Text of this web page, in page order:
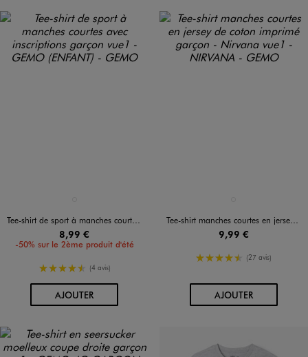
Tee-shirt de sport à manches courtes avec inscriptions garçon
8,99 €
-50% sur le 2ème produit d'été
4.5/5 de moyenne
(4 avis)
AJOUTERAU PANIER
Tee-shirt manches courtes en jersey de coton imprimé garçon - Nirvana
9,99 €
4.5/5 de moyenne
(27 avis)
AJOUTERAU PANIER